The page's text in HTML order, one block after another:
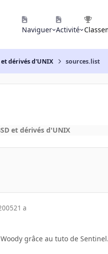
Naviguer Activité
dérivés d'UNIX sources.list
et dérivés d'UNIX
21 a
grâce au tuto de